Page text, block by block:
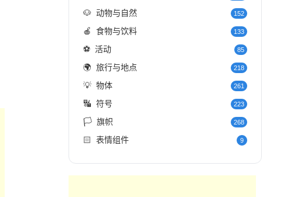
🐶 动物与自然 152
🍎 食物与饮料 133
⚽ 活动 85
🌍 旅行与地点 218
💡 物体 261
🔣 符号 223
🏳️ 旗帜 268
🏻 表情组件 9